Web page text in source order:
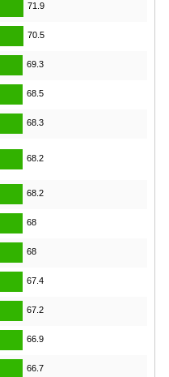
71.9
70.5
69.3
68.5
68.3
68.2
68.2
68
68
67.4
67.2
66.9
66.7